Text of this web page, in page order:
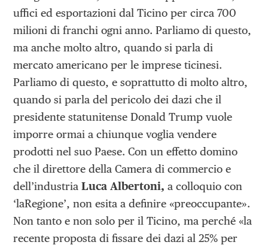
uffici ed esportazioni dal Ticino per circa 700
milioni di franchi ogni anno. Parliamo di questo,
ma anche molto altro, quando si parla di
mercato americano per le imprese ticinesi.
Parliamo di questo, e soprattutto di molto altro,
quando si parla del pericolo dei dazi che il
presidente statunitense Donald Trump vuole
imporre ormai a chiunque voglia vendere
prodotti nel suo Paese. Con un effetto domino
che il direttore della Camera di commercio e
dell’industriaLuca Albertoni, a colloquio con
‘laRegione’, non esita a definire «preoccupante».
Non tanto e non solo per il Ticino, ma perché «la
recente proposta di fissare dei dazi al 25% per